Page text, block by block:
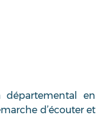
départemental en
d’écouter et